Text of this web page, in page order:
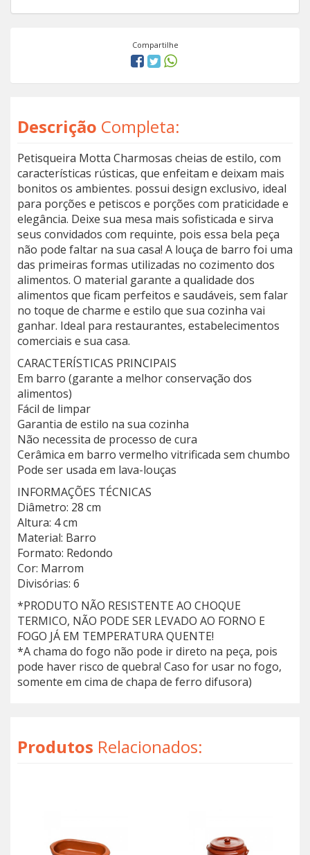
Compartilhe
Descrição Completa:
Petisqueira Motta Charmosas cheias de estilo, com
características rústicas, que enfeitam e deixam mais
bonitos os ambientes. possui design exclusivo, ideal
para porções e petiscos e porções com praticidade e
elegância. Deixe sua mesa mais sofisticada e sirva
seus convidados com requinte, pois essa bela peça
não pode faltar na sua casa! A louça de barro foi uma
das primeiras formas utilizadas no cozimento dos
alimentos. O material garante a qualidade dos
alimentos que ficam perfeitos e saudáveis, sem falar
no toque de charme e estilo que sua cozinha vai
ganhar. Ideal para restaurantes, estabelecimentos
comerciais e sua casa.
CARACTERÍSTICAS PRINCIPAIS
Em barro (garante a melhor conservação dos
alimentos)
Fácil de limpar
Garantia de estilo na sua cozinha
Não necessita de processo de cura
Cerâmica em barro vermelho vitrificada sem chumbo
Pode ser usada em lava-louças
INFORMAÇÕES TÉCNICAS
Diâmetro: 28 cm
Altura: 4 cm
Material: Barro
Formato: Redondo
Cor: Marrom
Divisórias: 6
*PRODUTO NÃO RESISTENTE AO CHOQUE
TERMICO, NÃO PODE SER LEVADO AO FORNO E
FOGO JÁ EM TEMPERATURA QUENTE!
*A chama do fogo não pode ir direto na peça, pois
pode haver risco de quebra! Caso for usar no fogo,
somente em cima de chapa de ferro difusora)
Produtos Relacionados: